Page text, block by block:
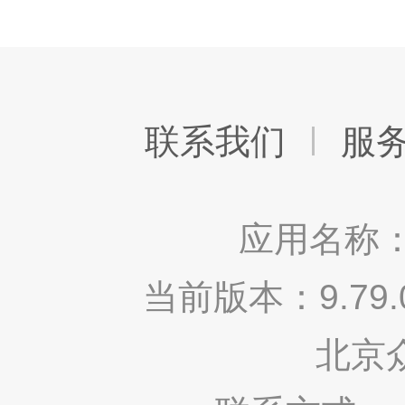
联系我们 服
应用名称
当前版本：
北京